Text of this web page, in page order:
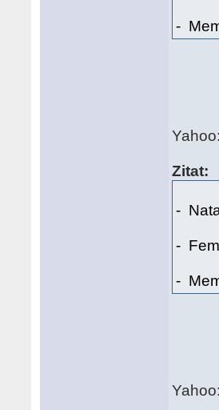
-
Zitat:
-
-
-